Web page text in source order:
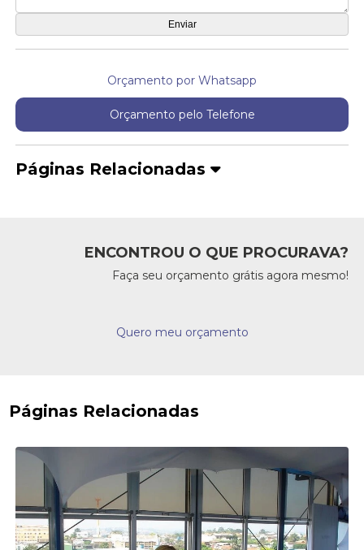
Orçamento por Whatsapp
Orçamento pelo Telefone
Páginas Relacionadas
ENCONTROU O QUE PROCURAVA?
Faça seu orçamento grátis agora mesmo!
Quero meu orçamento
Páginas Relacionadas